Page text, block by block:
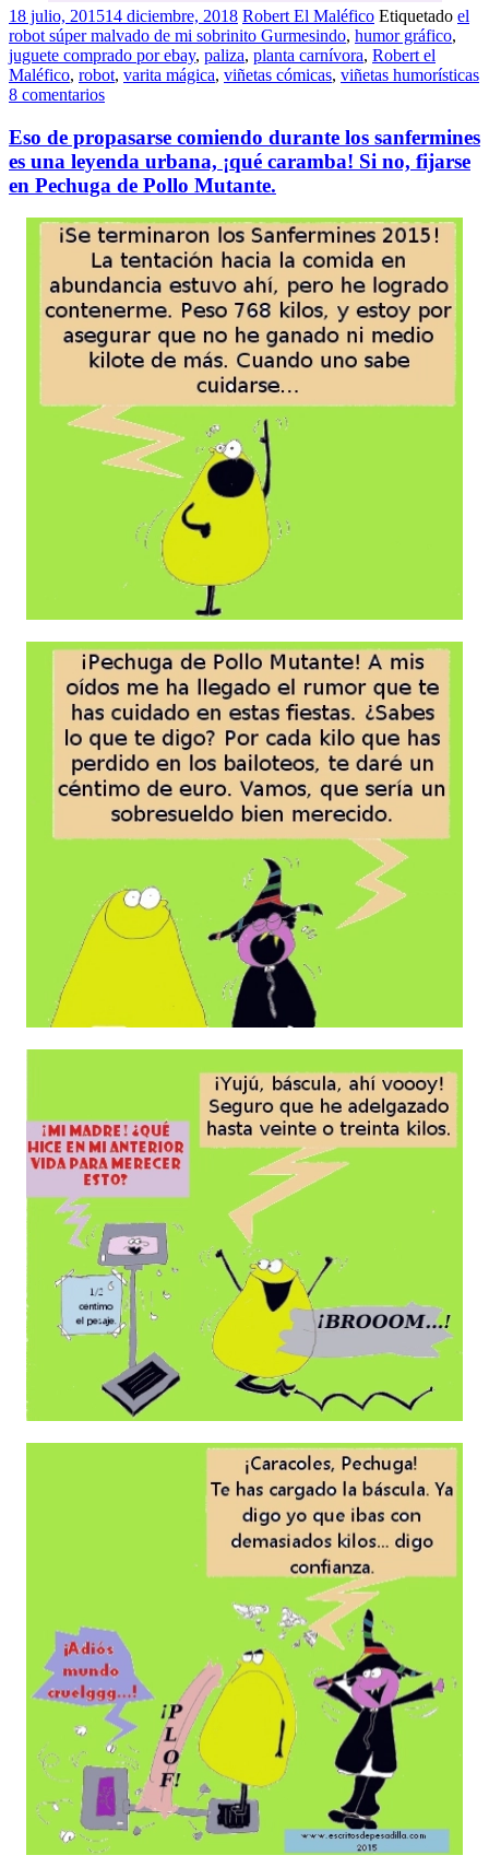
18 julio, 201514 diciembre, 2018 Robert El Maléfico Etiquetado el
robot súper malvado de mi sobrinito Gurmesindo, humor gráfico,
juguete comprado por ebay, paliza, planta carnívora, Robert el
Maléfico, robot, varita mágica, viñetas cómicas, viñetas humorísticas
8 comentarios
Eso de propasarse comiendo durante los sanfermines
es una leyenda urbana, ¡qué caramba! Si no, fijarse
en Pechuga de Pollo Mutante.